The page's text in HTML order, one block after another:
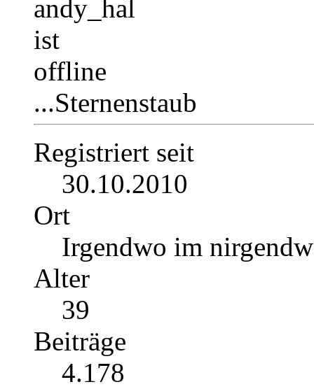
...Sternenstaub
Registriert seit
30.10.2010
Ort
Irgendwo im
Alter
39
Beiträge
4.178